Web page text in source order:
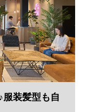
服装髪型も自